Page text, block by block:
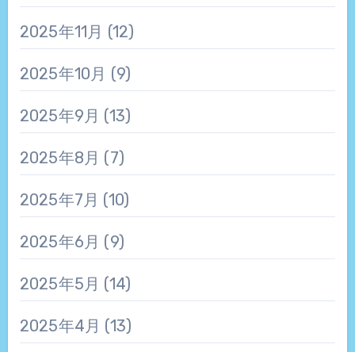
2025年11月 (12)
2025年10月 (9)
2025年9月 (13)
2025年8月 (7)
2025年7月 (10)
2025年6月 (9)
2025年5月 (14)
2025年4月 (13)